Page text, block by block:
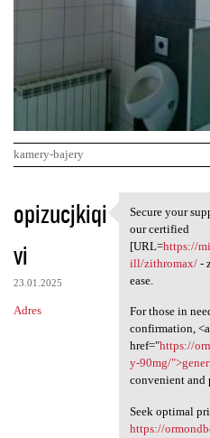
kamery-bajery
K
o
m
e
n
opizucjkiqi
vi
23.01.2025
Adres
Secure your
Secure your
our certified
[URL=https://
ill/zithromax/-
ease.
For those in
confirmation, <a
href="https://
y-90mg/
convenient and
Seek optimal
https://